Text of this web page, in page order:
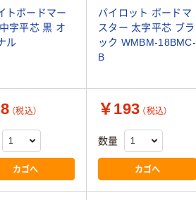
トボードマー
字平芯 黒 オ
ル
パイロット ボードマ
スター 太字平芯 ブラ
ック WMBM-18BMC-
B
（税込）
カゴへ
￥193 （税込）
数量
カゴへ